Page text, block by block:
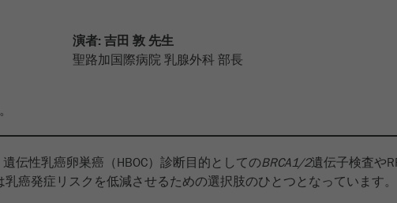
演者: 吉田 敦 先生
聖路加国際病院 乳腺外科 部長
伝性乳癌卵巣癌（HBOC）診断目的としてのBRCA1/2遺伝子検査や
癌発症リスクを低減させるための選択肢のひとつとなっています。